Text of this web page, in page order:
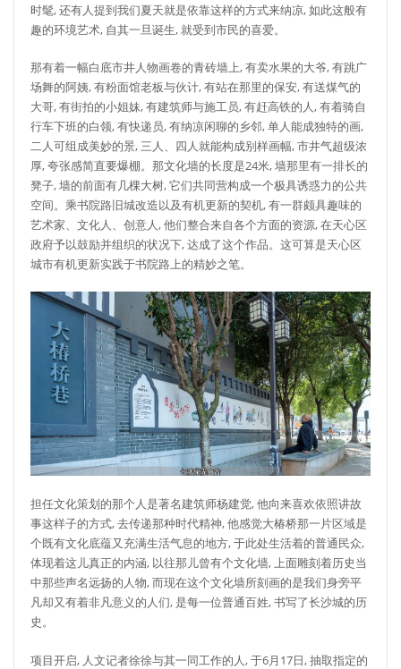
时髦, 还有人提到我们夏天就是依靠这样的方式来纳凉, 如此这般有
趣的环境艺术, 自其一旦诞生, 就受到市民的喜爱。
那有着一幅白底市井人物画卷的青砖墙上, 有卖水果的大爷, 有跳广
场舞的阿姨, 有粉面馆老板与伙计, 有站在那里的保安, 有送煤气的
大哥, 有街拍的小姐妹, 有建筑师与施工员, 有赶高铁的人, 有着骑自
行车下班的白领, 有快递员, 有纳凉闲聊的乡邻, 单人能成独特的画,
二人可组成美妙的景, 三人、四人就能构成别样画幅, 市井气超级浓
厚, 夸张感简直要爆棚。那文化墙的长度是24米, 墙那里有一排长的
凳子, 墙的前面有几棵大树, 它们共同营构成一个极具诱惑力的公共
空间。乘书院路旧城改造以及有机更新的契机, 有一群颇具趣味的
艺术家、文化人、创意人, 他们整合来自各个方面的资源, 在天心区
政府予以鼓励并组织的状况下, 达成了这个作品。这可算是天心区
城市有机更新实践于书院路上的精妙之笔。
担任文化策划的那个人是著名建筑师杨建觉, 他向来喜欢依照讲故
事这样子的方式, 去传递那种时代精神, 他感觉大椿桥那一片区域是
个既有文化底蕴又充满生活气息的地方, 于此处生活着的普通民众,
体现着这儿真正的内涵, 以往那儿曾有个文化墙, 上面雕刻着历史当
中那些声名远扬的人物, 而现在这个文化墙所刻画的是我们身旁平
凡却又有着非凡意义的人们, 是每一位普通百姓, 书写了长沙城的历
史。
项目开启, 人文记者徐徐与其一同工作的人, 于6月17日, 抽取指定的